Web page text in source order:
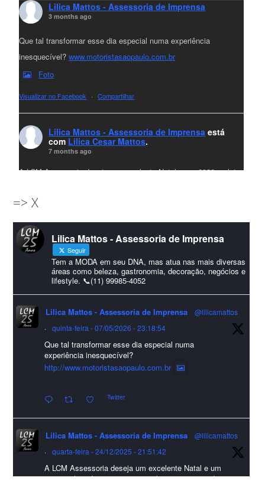
Lilica Mattos - Assessoria de Imprensa
3 months ago
Que tal transformar esse dia especial numa experiência
inesquecível?www.motoristasaopaulo.com.br
Foto
Visualizar no Facebook · Compartilhar
Lilica Mattos - Assessoria de Imprensa está
com Lilica Cesar Mattos.
7 months ago
A LCM Assessoria deseja um excelente Natal e um 2026 repleto
amigos que sempre nos acompanham!🎄✨🥂❤️
#lcmassessoriassessoria#natal #merrychristmas #felizanonovo
#HappyNewYear
Foto
Visualizar no Facebook · Compartilhar
Lilica Mattos - Assessoria de Imprensa
9 months ago
A Abrafas - Associação Brasileira de Fibras Artificiais e
Sintéticas foi destaque na Revista Química e Derivados, na
incertezas do mercado global".
Confira detalhes 🗞📰📈
#sustentabilidade #FibrasSintéticas #EconomiaCircular #Abrafas
#IndústriaTêxtil
Foto
=> X
Lilica Mattos - Assessoria de Imprensa
Seguir
Tem a MODA em seu DNA, mas atua nas mais diversas
áreas como beleza, gastronomia, decoração, negócios e
lifestyle. 📞(11) 99985-4052
Lilica Mattos - Assessoria de Imprensa
@lilicamattos
·
quinta-feira - 07/05/2026 - 23:18:54
Que tal transformar esse dia especial numa
experiência inesquecível?
http://www.motoristasaopaulo.com.br
Twitter
Lilica Mattos - Assessoria de Imprensa
@lilicamattos
·
quarta-feira - 24/12/2025 - 21:51:42
A LCM Assessoria deseja um excelente Natal e um
2026 repleto de conquistas e realizações para todos